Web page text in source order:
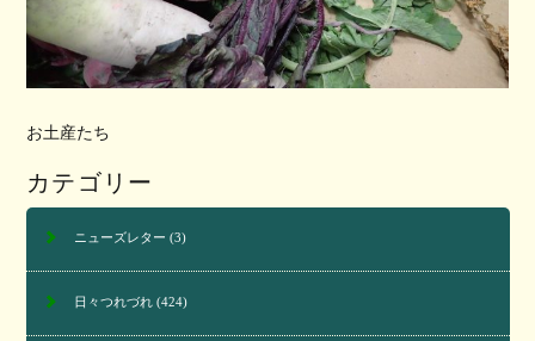
お土産たち
カテゴリー
ニューズレター (3)
日々つれづれ(424)